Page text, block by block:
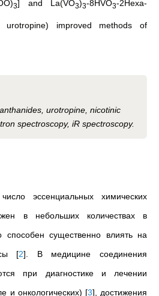
3] and La(VO3)3-8HVO3-2Hexa-
improved methods of
urotropine, nicotinic
spectroscopy, iR spectroscopy.
эссенциальных химических
в небольших количествах в
способен существенно влиять на
[2] . В медицине соединения
при диагностике и лечении
и онкологических) [3] , достижения